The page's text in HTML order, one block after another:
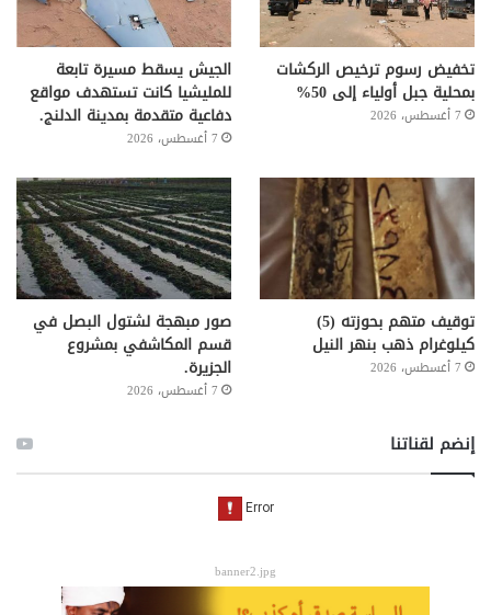
تخفيض رسوم ترخيص الركشات
بمحلية جبل أولياء إلى 50%
7 أغسطس، 2026
الجيش يسقط مسيرة تابعة
للمليشيا كانت تستهدف مواقع
دفاعية متقدمة بمدينة الدلنج.
7 أغسطس، 2026
توقيف متهم بحوزته (5)
كيلوغرام ذهب بنهر النيل
7 أغسطس، 2026
صور مبهجة لشتول البصل في
قسم المكاشفي بمشروع
الجزيرة.
7 أغسطس، 2026
إنضم لقناتنا
banner2.jpg